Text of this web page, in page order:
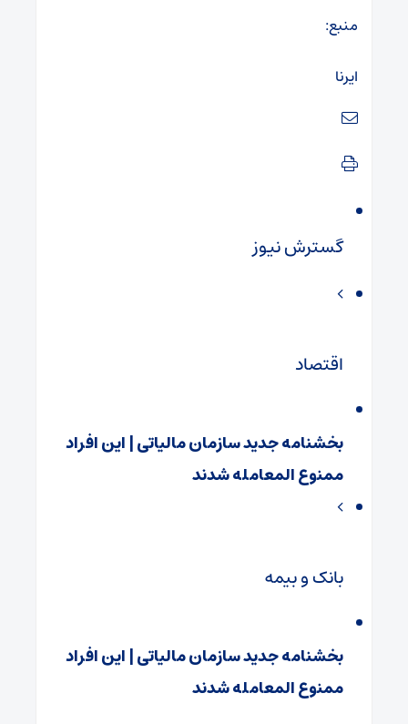
منبع:
ایرنا
گسترش نیوز
اقتصاد
بخشنامه جدید سازمان مالیاتی | این افراد
ممنوع المعامله شدند
بانک و بیمه
بخشنامه جدید سازمان مالیاتی | این افراد
ممنوع المعامله شدند